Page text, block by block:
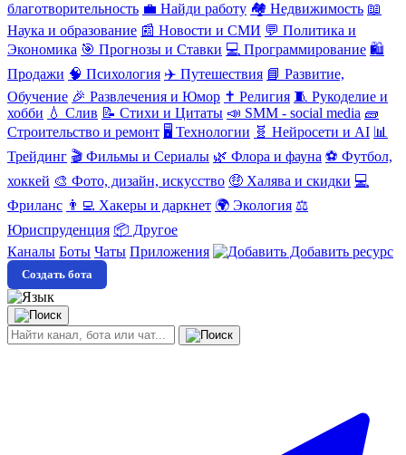
благотворительность 💼 Найди работу 🏘️ Недвижимость 📖
Наука и образование 📰 Новости и СМИ 💬 Политика и
Экономика 🎯 Прогнозы и Ставки 💻 Программирование 🛍️
Продажи 🧠 Психология ✈️ Путешествия 📘 Развитие,
Обучение 🎉 Развлечения и Юмор ✝️ Религия 🧵 Рукоделие и
хобби 💧 Слив 📝 Стихи и Цитаты 📣 SMM - social media 🧱
Строительство и ремонт 🖥️ Технологии 🧬 Нейросети и AI 📊
Трейдинг 🎬 Фильмы и Сериалы 🌿 Флора и фауна ⚽ Футбол,
хоккей 🎨 Фото, дизайн, искусство 🤑 Халява и скидки 💻
Фриланс 👨‍💻 Хакеры и даркнет 🌍 Экология ⚖️
Юриспруденция 📦 Другое
Каналы Боты Чаты Приложения Добавить ресурс
Создать бота